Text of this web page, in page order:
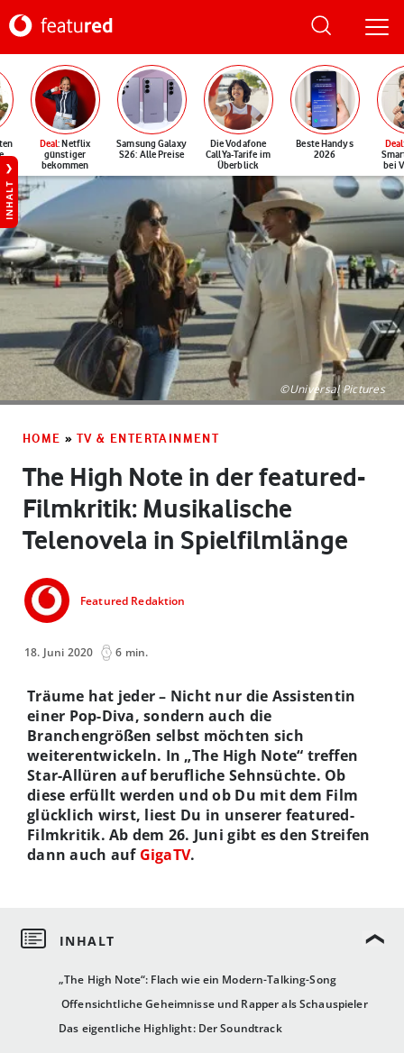
Deal: Netflix
günstiger
bekommen
Samsung Galaxy
S26: Alle Preise
Die Vodafone
CallYa-Tarife im
Überblick
Beste Handys
2026
Deal
bei
INHALT
©Universal Pictures
HOME » TV & ENTERTAINMENT
The High Note in der featured-
Filmkritik: Musikalische
Telenovela in Spielfilmlänge
Featured Redaktion
18. Juni 2020 6 min.
„The High Note“: Flach wie ein Modern-Talking-Song
Offensichtliche Geheimnisse und Rapper als Schauspieler
Das eigentliche Highlight: Der Soundtrack
Träume hat jeder – Nicht nur die Assistentin
einer Pop-Diva, sondern auch die
Branchengrößen selbst möchten sich
weiterentwickeln. In „The High Note“ treffen
Star-Allüren auf berufliche Sehnsüchte. Ob
diese erfüllt werden und ob Du mit dem Film
glücklich wirst, liest Du in unserer featured-
Filmkritik. Ab dem 26. Juni gibt es den Streifen
dann auch auf GigaTV.